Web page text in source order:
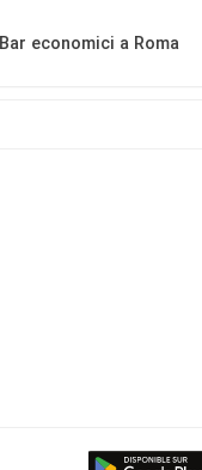
Bar economici a Roma